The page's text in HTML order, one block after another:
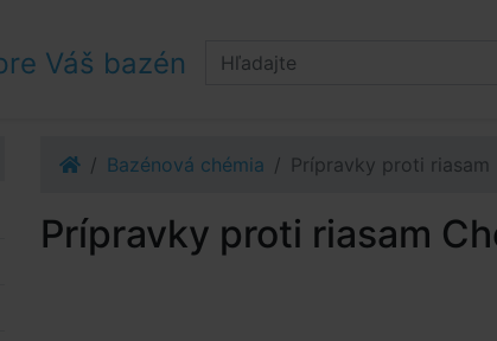
Váš bazén
Bazénová chémia Prípravky proti riasam
Prípravky proti riasam